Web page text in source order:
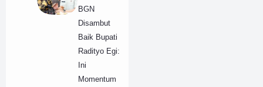
BGN
Disambut
Baik Bupati
Radityo Egi:
Ini
Momentum